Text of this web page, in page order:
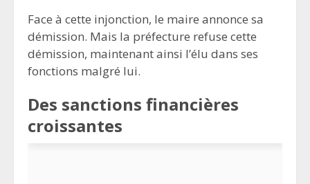
Face à cette injonction, le maire annonce sa
démission. Mais la préfecture refuse cette
démission, maintenant ainsi l’élu dans ses
fonctions malgré lui.
Des sanctions financières
croissantes